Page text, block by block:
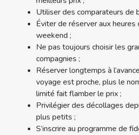
Utiliser des comparateurs de
Éviter de réserver aux
weekend ;
Ne pas toujours choisir les
compagnies ;
Réserver longtemps à
voyage est proche, plus le
limité fait flamber le prix ;
Privilégier des décollages
plus petits ;
S’inscrire au programme de